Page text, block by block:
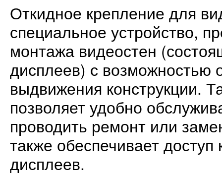
Откидное крепление для
специальное устройство,
монтажа видеостен
дисплеев) с возможностью
выдвижения конструкции.
позволяет удобно
проводить ремонт или
также обеспечивает доступ
дисплеев.